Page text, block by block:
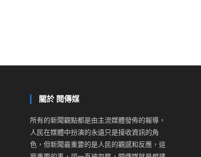
關於 閱傳媒
所有的新聞觀點都是由主流媒體發佈的報導，
人民在媒體中扮演的永遠只是接收資訊的角
色，但新聞最重要的是人民的觀感和反應，這